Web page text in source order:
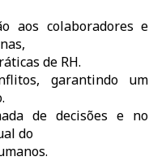
aos colaboradores e
de RH.
garantindo um
de decisões e no
do